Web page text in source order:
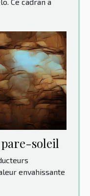
soleil
envahissante